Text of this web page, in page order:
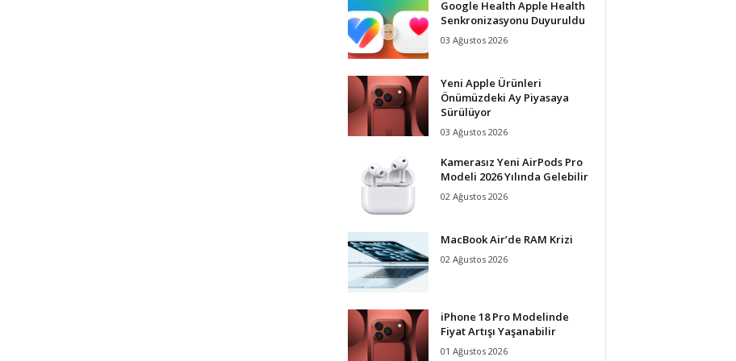
Google Health Apple Health
Senkronizasyonu Duyuruldu
03 Ağustos 2026
Yeni Apple Ürünleri
Önümüzdeki Ay Piyasaya
Sürülüyor
03 Ağustos 2026
Kamerasız Yeni AirPods Pro
Modeli 2026 Yılında Gelebilir
02 Ağustos 2026
MacBook Air’de RAM Krizi
02 Ağustos 2026
iPhone 18 Pro Modelinde
Fiyat Artışı Yaşanabilir
01 Ağustos 2026